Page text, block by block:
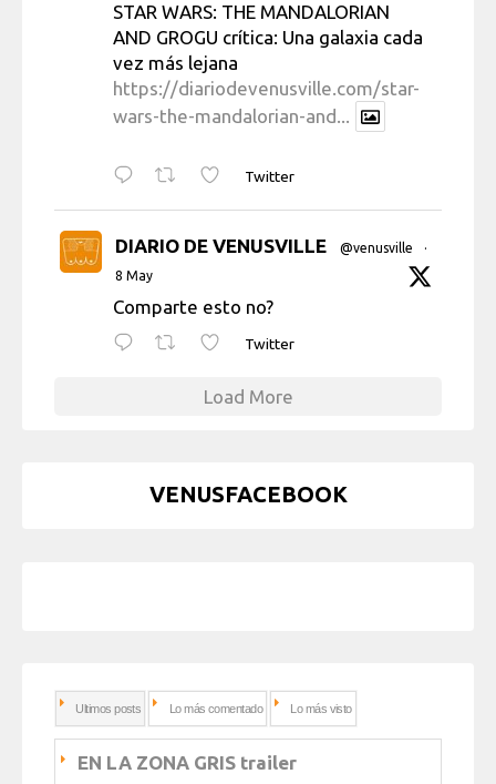
STAR WARS: THE MANDALORIAN
AND GROGU crítica: Una galaxia cada
vez más lejana
https://diariodevenusville.com/star-
wars-the-mandalorian-and...
Twitter
DIARIO DE VENUSVILLE @venusville
·
8 May
Comparte esto no?
Twitter
Load More
VENUSFACEBOOK
Ultimos posts Lo más comentado Lo más visto
EN LA ZONA GRIS trailer